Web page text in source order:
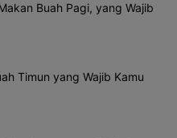
Buah Pagi, yang Wajib
Timun yang Wajib Kamu